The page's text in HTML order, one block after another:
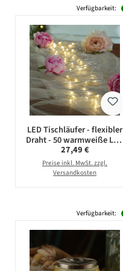
Verfügbarkeit:
LED Tischläufer - flexibler
Draht - 50 warmweiße LED
- L: 1m - Batteriebetrieb -
für Innen
Regulärer Preis:
27,49 €
Preise inkl. MwSt. zzgl.
Versandkosten
Verfügbarkeit: